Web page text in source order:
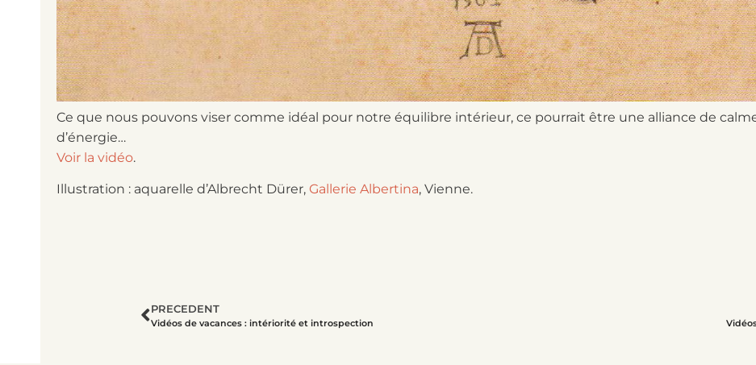
Ce que nous pouvons viser comme idéal pour notre équilibre intérieur, ce pourrait être une alliance de
d’énergie…
Voir la vidéo.
Illustration : aquarelle d’Albrecht Dürer, Gallerie Albertina, Vienne.
PRECEDENT
Vidéos de vacances : intériorité et introspection